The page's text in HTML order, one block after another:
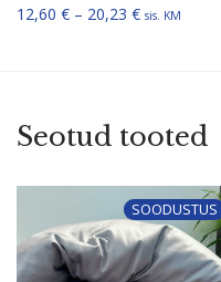
12,60 € – 20,23 € sis. KM
Seotud tooted
SOODUSTUS